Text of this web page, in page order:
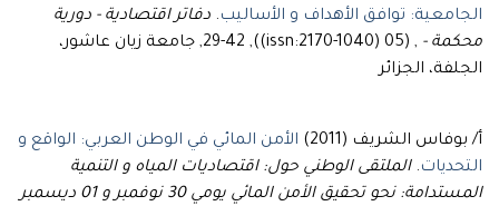
الجامعية: توافق الأهداف و الأساليب. دفاتر اقتصادية - دورية
محكمة -
, (05 (issn:2170-1040)), 29-42, جامعة زيان عاشور،
الجلفة، الجزائر
أ/ بوفاس الشريف (2011)
الأمن المائي في الوطن العربي: الواقع و
التحديات.الملتقى الوطني حول: اقتصاديات المياه و التنمية
المستدامة: نحو تحقيق الأمن المائي يومي 30 نوفمبر و 01 ديسمبر